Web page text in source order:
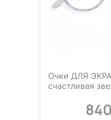
Очки ДЛЯ
счастливая